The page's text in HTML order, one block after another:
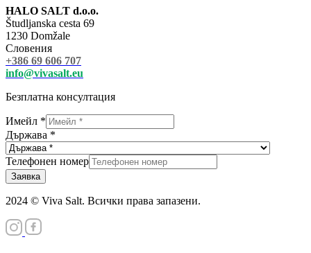
HALO SALT d.o.o.
Študljanska cesta 69
1230 Domžale
Словения
+386 69 606 707
info@vivasalt.eu
Безплатна консултация
Телефон
Държава
Имейл
Имейл *
Държава *
Телефонен номер
Заявка
2024 © Viva Salt. Всички права запазени.